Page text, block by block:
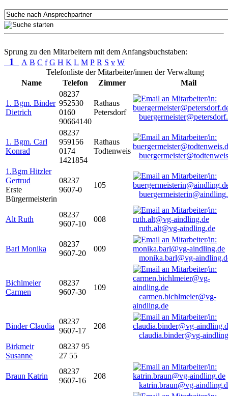
Sprung zu den Mitarbeitern mit dem Anfangsbuchstaben:
1 A B C f G H K L M P R S v W
Telefonliste der Mitarbeiter/innen der Verwaltung
Name
Telefon Zimmer Mail
1. Bgm. Binder
Dietrich
08237
952530
0160
90664140
Rathaus
Petersdorf
1. Bgm. Carl
Konrad
08237
959156
0174
1421854
Rathaus
Todtenweis
1.Bgm Hitzler
Gertrud
Erste
Bürgermeisterin
08237
9607-0
105
Alt Ruth
08237
9607-10
008
ruth.alt@vg-aindling.de
Barl Monika
08237
9607-20
009
monika.barl@vg-
Bichlmeier
Carmen
08237
9607-30
109
carmen.bichlmeier@vg-
aindling.de
Binder Claudia
08237
9607-17
208
claudia.binder@vg-
Birkmeir
Susanne
08237 95
27 55
Braun Katrin
08237
9607-16
208
katrin.braun@vg-